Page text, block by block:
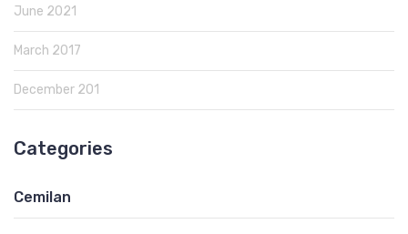
June 2021
March 2017
December 201
Categories
Cemilan